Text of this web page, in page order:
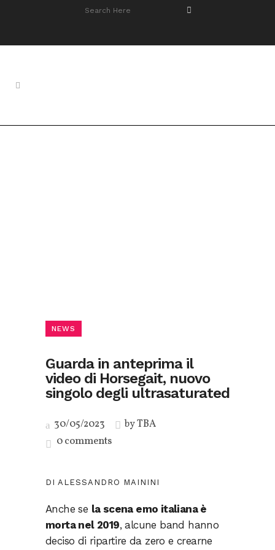
NEWS
Guarda in anteprima il
video di Horsegait, nuovo
singolo degli ultrasaturated
30/05/2023 byTBA
0 comments
DI ALESSANDRO MAININI
Anche se la scena emo italiana è
morta nel 2019, alcune band hanno
deciso di ripartire da zero e crearne